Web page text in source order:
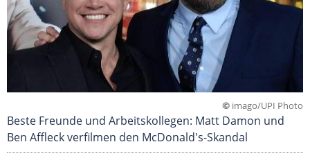
© imago/UPI Photo
Beste Freunde und Arbeitskollegen: Matt Damon und
Ben Affleck verfilmen den McDonald's-Skandal